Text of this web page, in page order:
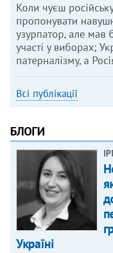
Коли чуєш
пропонувати
узурпатор, але мав
участі у виборах;
патерналізму, а
Всі публікації
БЛОГИ
Україні